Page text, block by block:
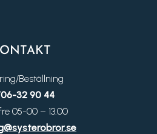
Beställning
32 90 44
05-00 – 13.00